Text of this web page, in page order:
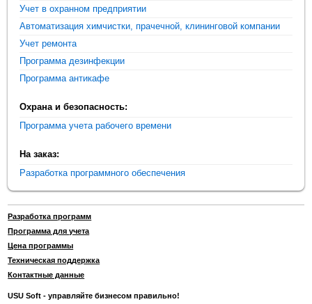
Учет в охранном предприятии
Автоматизация химчистки, прачечной, клининговой компании
Учет ремонта
Программа дезинфекции
Программа антикафе
Охрана и безопасность:
Программа учета рабочего времени
На заказ:
Разработка программного обеспечения
Разработка программ
Программа для учета
Цена программы
Техническая поддержка
Контактные данные
USU Soft - управляйте бизнесом правильно!